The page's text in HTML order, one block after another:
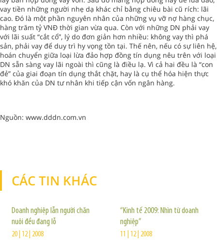
vay tiền những người nhẹ dạ khác chỉ bằng chiêu bài cũ rích: lãi
cao. Đó là một phần nguyên nhân của những vụ vỡ nợ hàng chục,
hàng trăm tỷ VNĐ thời gian vừa qua. Còn với những DN phải vay
với lãi suất “cắt cổ”, lý do đơn giản hơn nhiều: không vay thì phá
sản, phải vay để duy trì hy vọng tồn tại. Thế nên, nếu có sự liên hệ,
hoán chuyển giữa loại lừa đảo hợp đồng tín dụng nêu trên với loại
DN sẵn sàng vay lãi ngoài thì cũng là điều lạ. Vì cả hai đều là “con
đẻ” của giai đoạn tín dụng thắt chặt, hay là cụ thể hóa hiện thực
khó khăn của DN tư nhân khi tiếp cận vốn ngân hàng.
Nguồn: www.dddn.com.vn
CÁC TIN KHÁC
Doanh nghiệp lẫn người chăn
nuôi đều đang lỗ
20 | 12 | 2008
“Kinh tế 2009: Nhìn từ doanh
nghiệp”
11 | 12 | 2008